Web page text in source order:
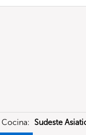
Cocina: Sudeste